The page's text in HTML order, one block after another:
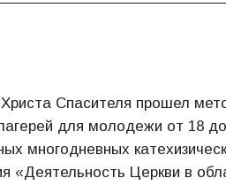
Спасителя прошел
для молодежи от 18
многодневных
«Деятельность Церкви в